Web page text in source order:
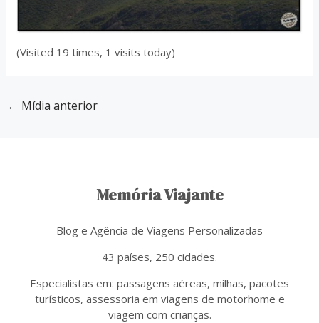
(Visited 19 times, 1 visits today)
← Mídia anterior
Memória Viajante
Blog e Agência de Viagens Personalizadas
43 países, 250 cidades.
Especialistas em: passagens aéreas, milhas, pacotes
turísticos, assessoria em viagens de motorhome e
viagem com crianças.